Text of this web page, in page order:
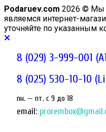
Podaruev.com 2026 © Мы
являемся интернет-
уточняйте по указанным
8 (029) 3-999-001
8 (025) 530-10-10
пн. — пт. c 9 до 18
email: